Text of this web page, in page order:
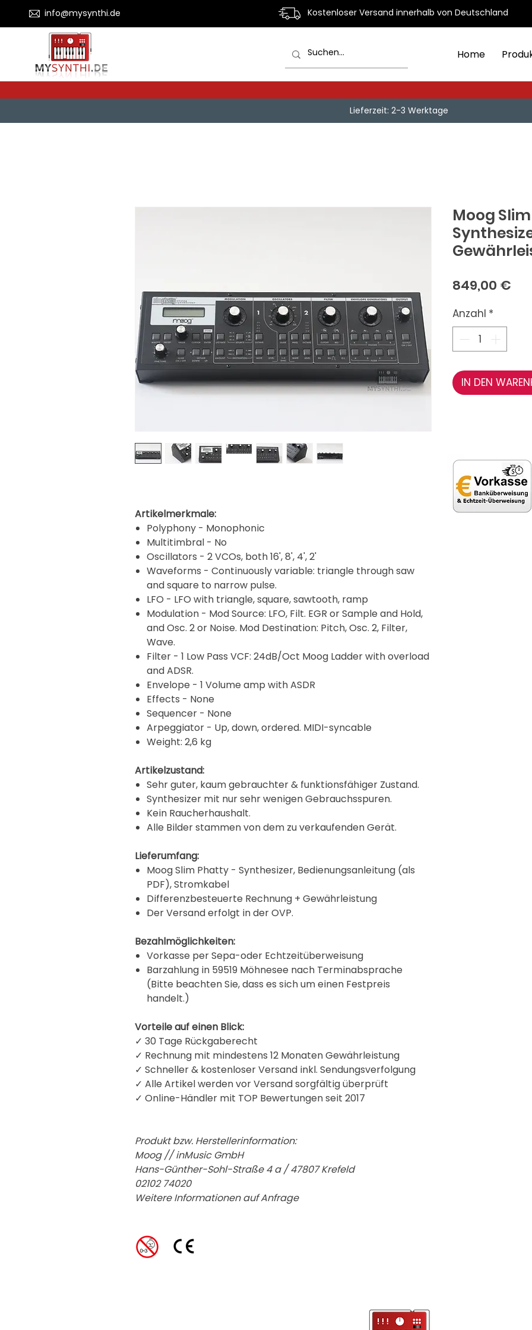
info@mysynthi.de Kostenloser Versand innerhalb von Deutschland
Home
Lieferzeit: 2-3 Werktage
Artikelmerkmale:
Polyphony - Monophonic
Multitimbral - No
Oscillators - 2 VCOs, both 16', 8', 4', 2'
Waveforms - Continuously variable: triangle through saw
and square to narrow pulse.
LFO - LFO with triangle, square, sawtooth, ramp
Modulation - Mod Source: LFO, Filt. EGR or Sample and Hold,
and Osc. 2 or Noise. Mod Destination: Pitch, Osc. 2, Filter,
Wave.
Filter - 1 Low Pass VCF: 24dB/Oct Moog Ladder with overload
and ADSR.
Envelope - 1 Volume amp with ASDR
Effects - None
Sequencer - None
Arpeggiator - Up, down, ordered. MIDI-syncable
Weight: 2,6 kg
Artikelzustand:
Sehr guter, kaum gebrauchter & funktionsfähiger Zustand.
Synthesizer mit nur sehr wenigen Gebrauchsspuren.
Kein Raucherhaushalt.
Alle Bilder stammen von dem zu verkaufenden Gerät.
Lieferumfang:
Moog Slim Phatty - Synthesizer, Bedienungsanleitung (als
PDF), Stromkabel
Differenzbesteuerte Rechnung + Gewährleistung
Der Versand erfolgt in der OVP.
Bezahlmöglichkeiten:
Vorkasse per Sepa-oder Echtzeitüberweisung
Barzahlung in 59519 Möhnesee nach Terminabsprache
(Bitte beachten Sie, dass es sich um einen Festpreis
handelt.)
Vorteile auf einen Blick:
✓ 30 Tage Rückgaberecht
✓ Rechnung mit mindestens 12 Monaten Gewährleistung
✓ Schneller & kostenloser Versand inkl. Sendungsverfolgung
✓ Alle Artikel werden vor Versand sorgfältig überprüft
✓ Online-Händler mit TOP Bewertungen seit 2017
Produkt bzw. Herstellerinformation:
Moog // inMusic GmbH
Hans-Günther-Sohl-Straße 4 a / 47807 Krefeld
02102 74020
Weitere Informationen auf Anfrage
Moog
849,00 €
Anzahl *
IN DEN